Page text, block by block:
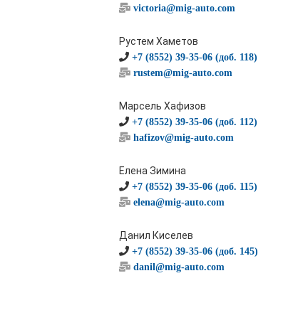
victoria@mig-auto.com
Рустем Хаметов
+7 (8552) 39-35-06 (доб. 118)
rustem@mig-auto.com
Марсель Хафизов
+7 (8552) 39-35-06 (доб. 112)
hafizov@mig-auto.com
Елена Зимина
+7 (8552) 39-35-06 (доб. 115)
elena@mig-auto.com
Данил Киселев
+7 (8552) 39-35-06 (доб. 145)
danil@mig-auto.com